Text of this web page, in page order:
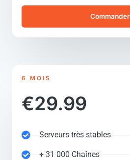
Commander
6 MOIS
€29.99
Serveurs très stables
+ 31 000 Chaînes